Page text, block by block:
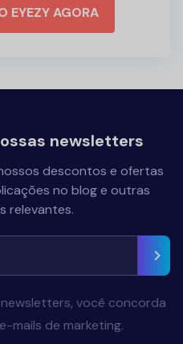
EYEZY AGORA
newsletters
descontos e ofertas
no blog e outras
relevantes.
você concorda
mails de marketing.